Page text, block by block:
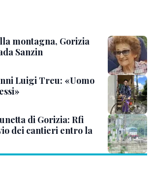
montagna, Gorizia
Sanzin
Luigi Treu: «Uomo
di Gorizia: Rfi
dei cantieri entro la